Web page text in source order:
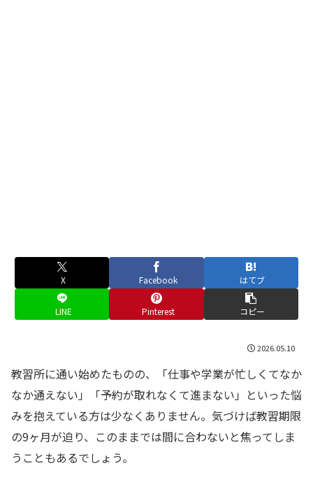
X Facebook はてブ
LINE Pinterest コピー
2026.05.10
教習所に通い始めたものの、「仕事や学業が忙しくてなか
なか通えない」「予約が取れなくて進まない」といった悩
みを抱えている方は少なくありません。気づけば教習期限
の9ヶ月が迫り、このままでは間に合わないと焦ってしま
うこともあるでしょう。